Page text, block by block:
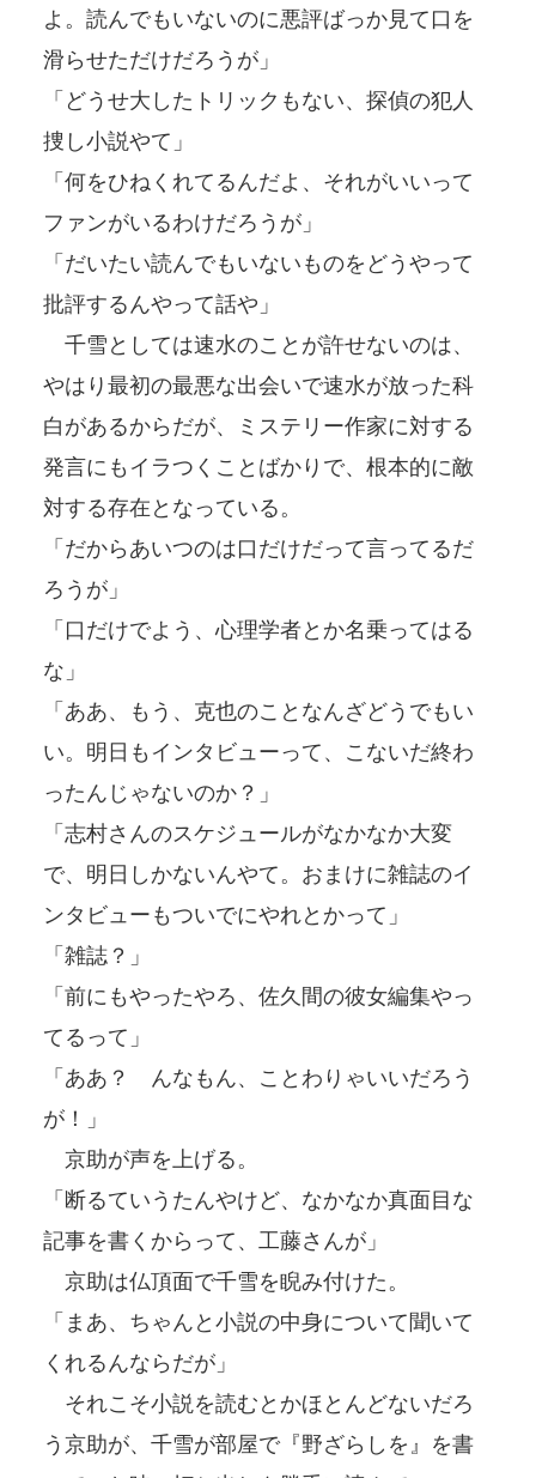
よ。読んでもいないのに悪評ばっか見て口を
滑らせただけだろうが」
「どうせ大したトリックもない、探偵の犯人
捜し小説やて」
「何をひねくれてるんだよ、それがいいって
ファンがいるわけだろうが」
「だいたい読んでもいないものをどうやって
批評するんやって話や」
千雪としては速水のことが許せないのは、
やはり最初の最悪な出会いで速水が放った科
白があるからだが、ミステリー作家に対する
発言にもイラつくことばかりで、根本的に敵
対する存在となっている。
「だからあいつのは口だけだって言ってるだ
ろうが」
「口だけでよう、心理学者とか名乗ってはる
な」
「ああ、もう、克也のことなんざどうでもい
い。明日もインタビューって、こないだ終わ
ったんじゃないのか？」
「志村さんのスケジュールがなかなか大変
で、明日しかないんやて。おまけに雑誌のイ
ンタビューもついでにやれとかって」
「雑誌？」
「前にもやったやろ、佐久間の彼女編集やっ
てるって」
「ああ？ んなもん、ことわりゃいいだろう
が！」
京助が声を上げる。
「断るていうたんやけど、なかなか真面目な
記事を書くからって、工藤さんが」
京助は仏頂面で千雪を睨み付けた。
「まあ、ちゃんと小説の中身について聞いて
くれるんならだが」
それこそ小説を読むとかほとんどないだろ
う京助が、千雪が部屋で『野ざらしを』を書